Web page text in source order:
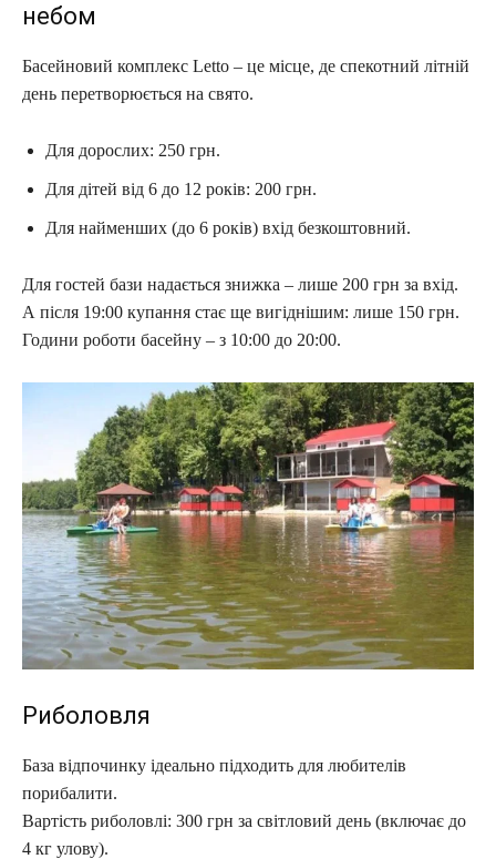
небом
Басейновий комплекс Letto – це місце, де спекотний літній
день перетворюється на свято.
Для дорослих: 250 грн.
Для дітей від 6 до 12 років: 200 грн.
Для найменших (до 6 років) вхід безкоштовний.
Для гостей бази надається знижка – лише 200 грн за вхід.
А після 19:00 купання стає ще вигіднішим: лише 150 грн.
Години роботи басейну – з 10:00 до 20:00.
Риболовля
База відпочинку ідеально підходить для любителів
порибалити.
Вартість риболовлі: 300 грн за світловий день (включає до
4 кг улову).